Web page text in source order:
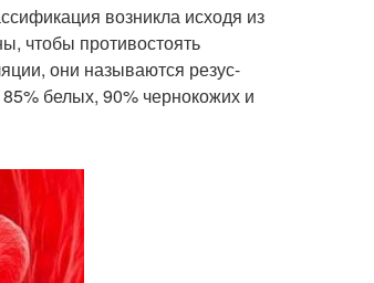
возникла исходя из
чтобы противостоять
они называются резус-
белых, 90% чернокожих и